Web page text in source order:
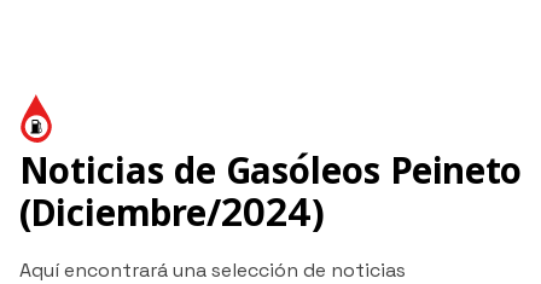
Noticias de Gasóleos Peineto
(Diciembre/2024)
Aquí encontrará una selección de noticias